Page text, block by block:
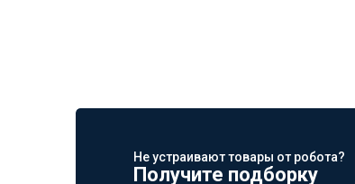
Не устраивают товары от робота?
Получите подборку